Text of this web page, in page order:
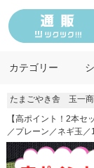
カテゴリー
たまごやき舎 玉一
【高ポイント！2本
／プレーン／ネギ玉／